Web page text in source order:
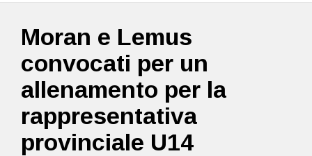
Moran e Lemus
convocati per un
allenamento per la
rappresentativa
provinciale U14